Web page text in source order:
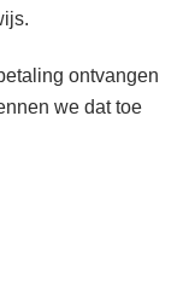
ontvangen
we dat toe